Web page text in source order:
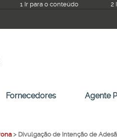
1 Ir para o conteúdo 2
Fornecedores Agente
> Divulgação de Intenção de